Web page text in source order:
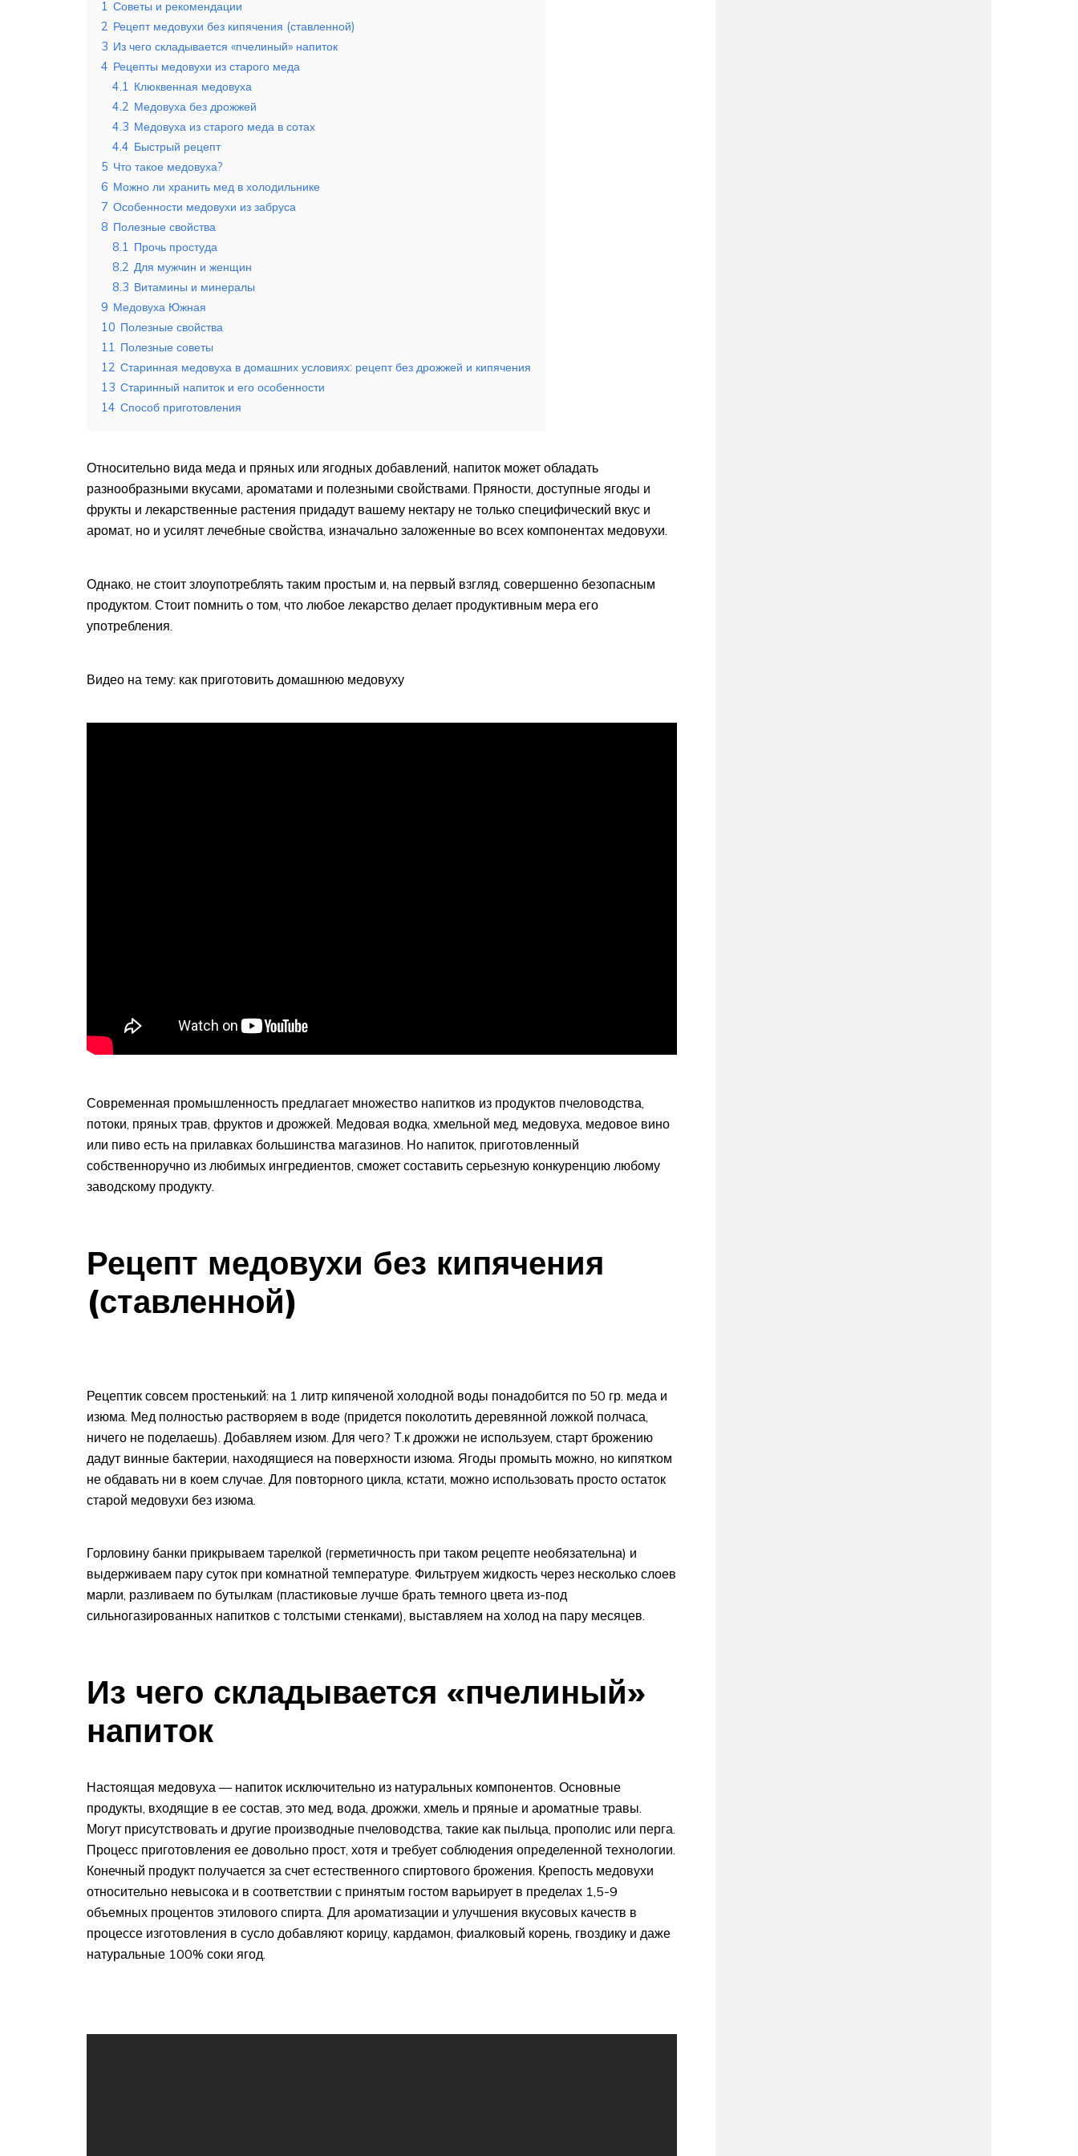
1 Советы и рекомендации
2 Рецепт медовухи без кипячения (ставленной)
3 Из чего складывается «пчелиный» напиток
4 Рецепты медовухи из старого меда
4.1 Клюквенная медовуха
4.2 Медовуха без дрожжей
4.3 Медовуха из старого меда в сотах
4.4 Быстрый рецепт
5 Что такое медовуха?
6 Можно ли хранить мед в холодильнике
7 Особенности медовухи из забруса
8 Полезные свойства
8.1 Прочь простуда
8.2 Для мужчин и женщин
8.3 Витамины и минералы
9 Медовуха Южная
10 Полезные свойства
11 Полезные советы
12 Старинная медовуха в домашних условиях: рецепт без дрожжей и кипячения
13 Старинный напиток и его особенности
14 Способ приготовления
Относительно вида меда и пряных или ягодных добавлений, напиток может обладать
разнообразными вкусами, ароматами и полезными свойствами. Пряности, доступные ягоды и
фрукты и лекарственные растения придадут вашему нектару не только специфический вкус и
аромат, но и усилят лечебные свойства, изначально заложенные во всех компонентах медовухи.
Однако, не стоит злоупотреблять таким простым и, на первый взгляд, совершенно безопасным
продуктом. Стоит помнить о том, что любое лекарство делает продуктивным мера его
употребления.
Видео на тему: как приготовить домашнюю медовуху
Современная промышленность предлагает множество напитков из продуктов пчеловодства,
потоки, пряных трав, фруктов и дрожжей. Медовая водка, хмельной мед, медовуха, медовое вино
или пиво есть на прилавках большинства магазинов. Но напиток, приготовленный
собственноручно из любимых ингредиентов, сможет составить серьезную конкуренцию любому
заводскому продукту.
Рецепт медовухи без кипячения
(ставленной)
Рецептик совсем простенький: на 1 литр кипяченой холодной воды понадобится по 50 гр. меда и
изюма. Мед полностью растворяем в воде (придется поколотить деревянной ложкой полчаса,
ничего не поделаешь). Добавляем изюм. Для чего? Т.к дрожжи не используем, старт брожению
дадут винные бактерии, находящиеся на поверхности изюма. Ягоды промыть можно, но кипятком
не обдавать ни в коем случае. Для повторного цикла, кстати, можно использовать просто остаток
старой медовухи без изюма.
Горловину банки прикрываем тарелкой (герметичность при таком рецепте необязательна) и
выдерживаем пару суток при комнатной температуре. Фильтруем жидкость через несколько слоев
марли, разливаем по бутылкам (пластиковые лучше брать темного цвета из-под
сильногазированных напитков с толстыми стенками), выставляем на холод на пару месяцев.
Из чего складывается «пчелиный»
напиток
Настоящая медовуха — напиток исключительно из натуральных компонентов. Основные
продукты, входящие в ее состав, это мед, вода, дрожжи, хмель и пряные и ароматные травы.
Могут присутствовать и другие производные пчеловодства, такие как пыльца, прополис или перга.
Процесс приготовления ее довольно прост, хотя и требует соблюдения определенной технологии.
Конечный продукт получается за счет естественного спиртового брожения. Крепость медовухи
относительно невысока и в соответствии с принятым гостом варьирует в пределах 1,5-9
объемных процентов этилового спирта. Для ароматизации и улучшения вкусовых качеств в
процессе изготовления в сусло добавляют корицу, кардамон, фиалковый корень, гвоздику и даже
натуральные 100% соки ягод.